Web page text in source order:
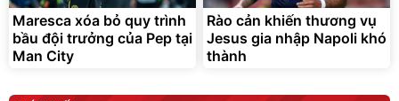
Maresca xóa bỏ quy trình
bầu đội trưởng của Pep tại
Man City
Rào cản khiến thương vụ
Jesus gia nhập Napoli khó
thành